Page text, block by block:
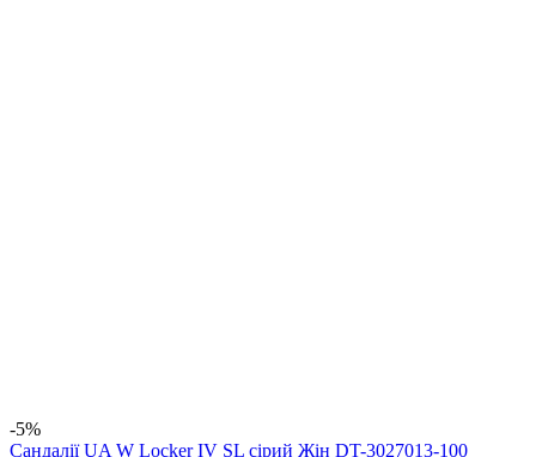
-5%
Сандалії UA W Locker IV SL сірий Жін DT-3027013-100